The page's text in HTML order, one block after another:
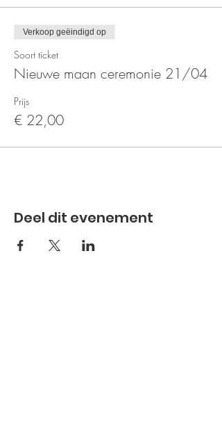
Verkoop geëindigd op
Soort ticket
Nieuwe maan ceremonie 21/04
Prijs
€ 22,00
Deel dit evenement